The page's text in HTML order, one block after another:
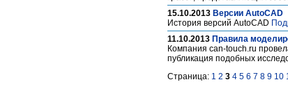
15.10.2013 Версии AutoCAD
История версий AutoCAD
11.10.2013 Правила
Компания can-touch.ru
публикация подобных
Страница: 1 2 3 4 5 6 7 8 9 10